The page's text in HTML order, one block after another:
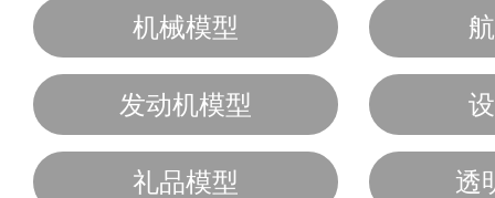
机械模型
发动机模型
礼品模型 透